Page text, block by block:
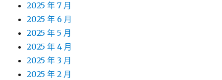
2025 年 7 月
2025 年 6 月
2025 年 5 月
2025 年 4 月
2025 年 3 月
2025 年 2 月